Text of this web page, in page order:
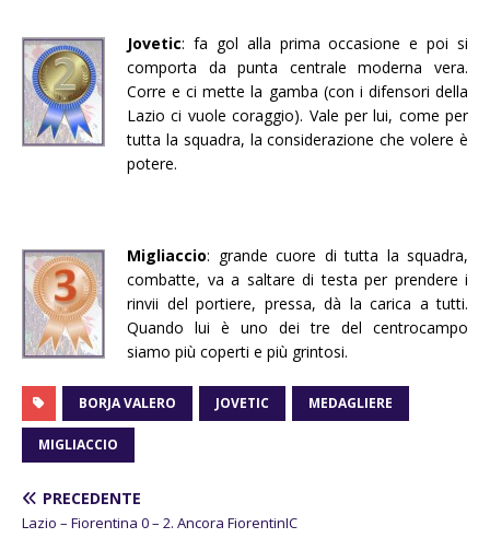
Jovetic: fa gol alla prima occasione e poi si
comporta da punta centrale moderna vera.
Corre e ci mette la gamba (con i difensori della
Lazio ci vuole coraggio). Vale per lui, come per
tutta la squadra, la considerazione che volere è
potere.
Migliaccio: grande cuore di tutta la squadra,
combatte, va a saltare di testa per prendere i
rinvii del portiere, pressa, dà la carica a tutti.
Quando lui è uno dei tre del centrocampo
siamo più coperti e più grintosi.
BORJA VALERO JOVETIC MEDAGLIERE
MIGLIACCIO
PRECEDENTE
Lazio – Fiorentina 0 – 2. Ancora FiorentinIC